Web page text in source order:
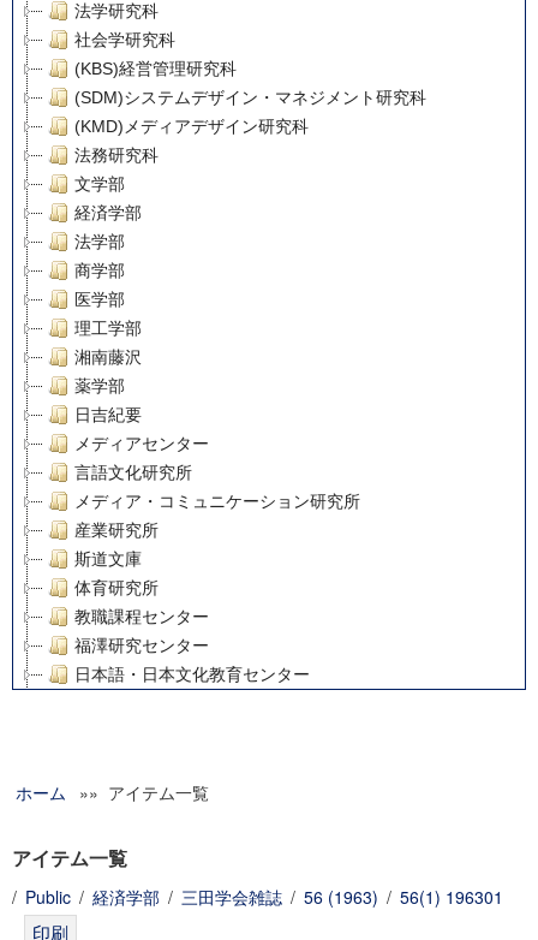
法学研究科
社会学研究科
(KBS)経営管理研究科
(SDM)システムデザイン・マネジメント研究科
(KMD)メディアデザイン研究科
法務研究科
文学部
経済学部
法学部
商学部
医学部
理工学部
湘南藤沢
薬学部
日吉紀要
メディアセンター
言語文化研究所
メディア・コミュニケーション研究所
産業研究所
斯道文庫
体育研究所
教職課程センター
福澤研究センター
日本語・日本文化教育センター
グローバルリサーチインスティテュート
科学研究費補助金研究成果報告書
慶應義塾大学グローバルCOEプログラム市民社会ガバナンス
ホーム »» アイテム一覧
アイテム一覧
/ Public / 経済学部 / 三田学会雑誌 / 56 (1963) / 56(1) 196301